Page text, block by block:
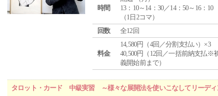
時間
13：10～14：30／14：50～16：10
（1日2コマ）
回数
全12回
料金
14,580円（4回／分割支払い）×3
40,500円（12回／一括前納支払※
義開始前まで）
タロット・カード 中級実習 ～様々な展開法を使いこなしてリーディ